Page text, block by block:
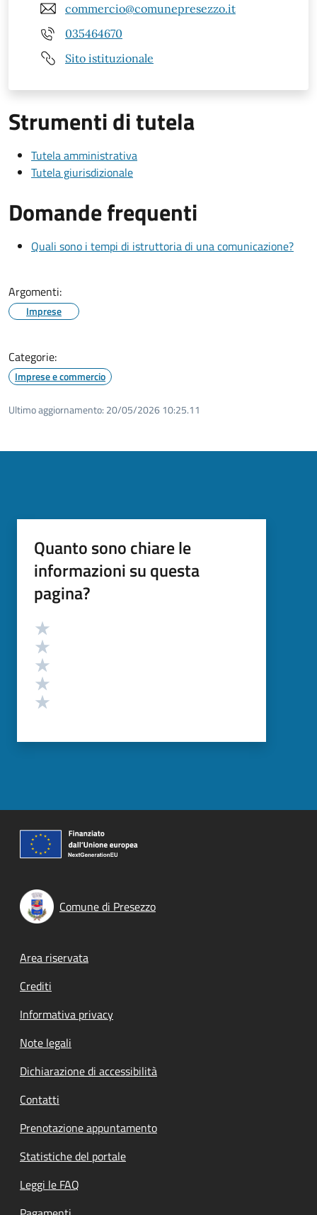
commercio@comunepresezzo.it
035464670
Sito istituzionale
Strumenti di tutela
Tutela amministrativa
Tutela giurisdizionale
Domande frequenti
Quali sono i tempi di istruttoria di una comunicazione?
Argomenti:
Imprese
Categorie:
Imprese e commercio
Ultimo aggiornamento: 20/05/2026 10:25.11
Quanto sono chiare le
informazioni su questa
pagina?
Valutazione
Comune di Presezzo
Footer menu
Area riservata
Crediti
Informativa privacy
Note legali
Dichiarazione di accessibilità
Contatti
Prenotazione appuntamento
Statistiche del portale
Leggi le FAQ